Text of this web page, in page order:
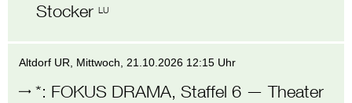
Stocker LU
Altdorf UR , Mittwoch, 21.10.2026 12:15 Uhr
*: FOKUS DRAMA, Staffel 6 —Theater